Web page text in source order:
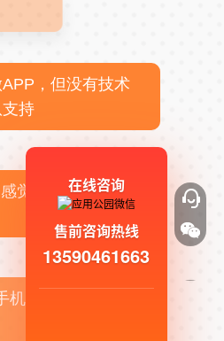
，但没有技术
支持
觉不
机APP商业
在线咨询
售前咨询热线
13590461663